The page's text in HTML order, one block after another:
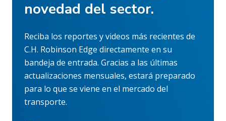
novedad del sector.
Reciba los reportes y videos más recientes de
C.H. Robinson Edge directamente en su
bandeja de entrada. Gracias a las últimas
actualizaciones mensuales, estará preparado
para lo que se viene en el mercado del
transporte.